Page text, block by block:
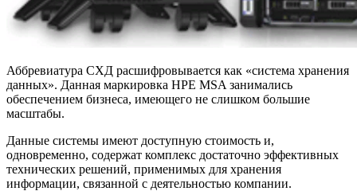
Аббревиатура СХД расшифровывается как «система хранения
данных». Данная маркировка НРЕ MSA занимались
обеспечением бизнеса, имеющего не слишком большие
масштабы.
Данные системы имеют доступную стоимость и,
одновременно, содержат комплекс достаточно эффективных
технических решений, применимых для хранения
информации, связанной с деятельностью компании.